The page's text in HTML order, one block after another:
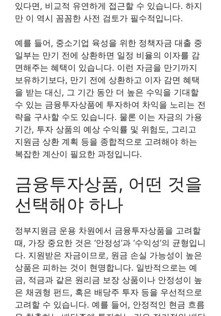
있다면, 비교적 유연하게 접근할 수 있습니다. 하지
만 이 역시 꼼꼼한 사전 검토가 필수적입니다.
예를 들어, 중소기업 육성을 위한 정책자금 대출 중
일부는 만기 전에 상환하면 일정 비율의 이자를 감
면해주는 혜택이 있습니다. 이런 자금을 만기까지
보유하기보다, 만기 전에 상환하고 이자 감면 혜택
을 받는 대신, 그 기간 동안 더 높은 수익을 기대할
수 있는 금융투자상품에 투자하여 차익을 노리는 전
략을 구사할 수도 있습니다. 물론 이는 자금의 가용
기간, 투자 상품의 예상 수익률 및 위험도, 그리고
지원금 상환 계획 등을 종합적으로 고려해야 하는
복잡한 계산이 필요한 과정입니다.
금융투자상품, 어떤 것을
선택해야 하나
정부지원금 운용 차원에서 금융투자상품을 고려할
때, 가장 중요한 것은 ‘안정성’과 ‘수익성’의 균형입니
다. 지원받은 자금이므로, 원금 손실 가능성이 높은
상품은 피하는 것이 현명합니다. 일반적으로는 예
금, 적금과 같은 원리금 보장 상품이나 안정성이 높
은 채권형 펀드, 혹은 배당주 투자 등을 우선적으로
고려할 수 있습니다. 예를 들어, 안정적인 현금 흐름